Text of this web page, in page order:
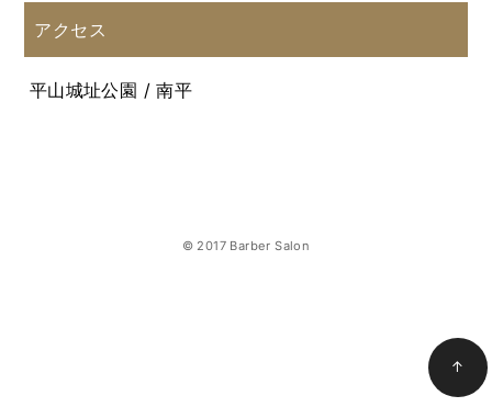
アクセス
平山城址公園 / 南平
© 2017 Barber Salon
↑